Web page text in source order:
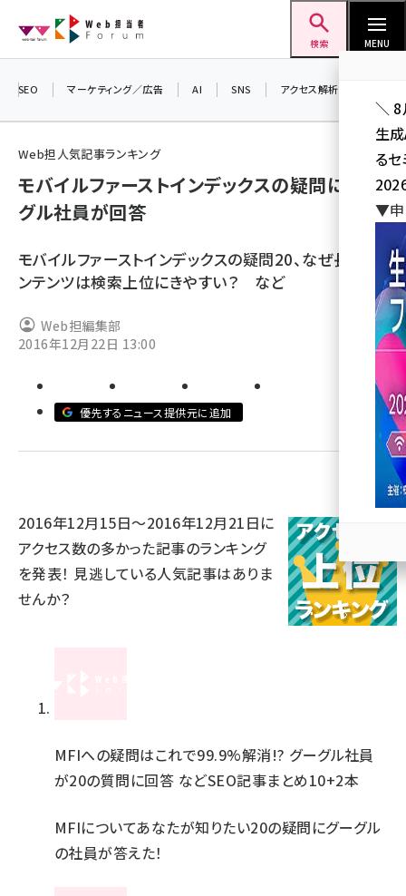
ン
検索 MENU
seo (3538)
youtube (2444)
セミナー (2315)
meo (1281)
SEO マーケティング／広告 AI SNS アクセス解析／データ分析
Web担人気記事ランキング
モバイルファーストインデックスの疑問にグー
グル社員が回答
モバイルファーストインデックスの疑問20、なぜ長文コ
ンテンツは検索上位にきやすい？ など
Web担編集部
2016年12月22日 13:00
優先するニュース提供元に追加
2016年12月15日～2016年12月21日に
アクセス数の多かった記事のランキング
を発表！ 見逃している人気記事はありま
せんか？
MFIへの疑問はこれで99.9%解消!? グーグル社員
が20の質問に回答 などSEO記事まとめ10+2本
MFIについてあなたが知りたい20の疑問にグーグル
の社員が答えた！
＼ 8
生
る
▼申